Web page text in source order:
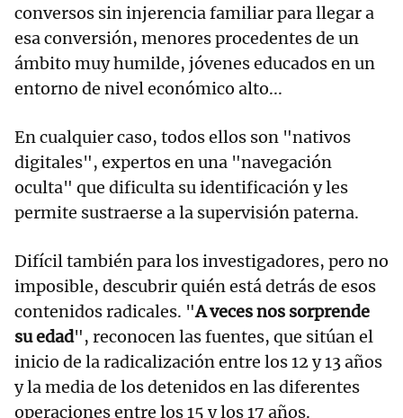
conversos sin injerencia familiar para llegar a
esa conversión, menores procedentes de un
ámbito muy humilde, jóvenes educados en un
entorno de nivel económico alto...
En cualquier caso, todos ellos son "nativos
digitales", expertos en una "navegación
oculta" que dificulta su identificación y les
permite sustraerse a la supervisión paterna.
Difícil también para los investigadores, pero no
imposible, descubrir quién está detrás de esos
contenidos radicales. "A veces nos sorprende
su edad", reconocen las fuentes, que sitúan el
inicio de la radicalización entre los 12 y 13 años
y la media de los detenidos en las diferentes
operaciones entre los 15 y los 17 años.